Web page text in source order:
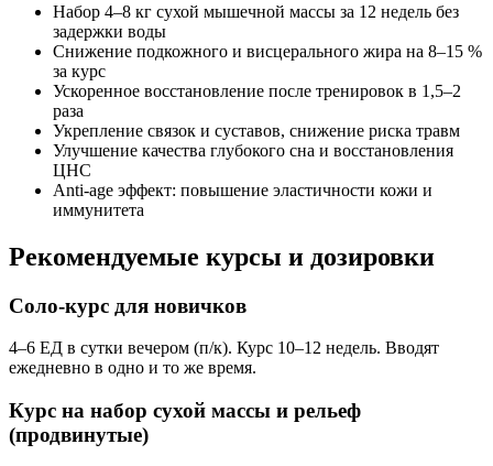
Набор 4–8 кг сухой мышечной массы за 12 недель без
задержки воды
Снижение подкожного и висцерального жира на 8–15 %
за курс
Ускоренное восстановление после тренировок в 1,5–2
раза
Укрепление связок и суставов, снижение риска травм
Улучшение качества глубокого сна и восстановления
ЦНС
Anti-age эффект: повышение эластичности кожи и
иммунитета
Рекомендуемые курсы и дозировки
Соло-курс для новичков
4–6 ЕД в сутки вечером (п/к). Курс 10–12 недель. Вводят
ежедневно в одно и то же время.
Курс на набор сухой массы и рельеф
(продвинутые)